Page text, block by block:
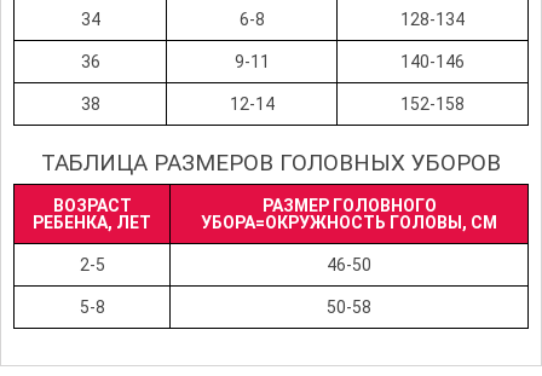
34 6-8 128-134
36 9-11 140-146
38 12-14 152-158
ТАБЛИЦА РАЗМЕРОВ ГОЛОВНЫХ УБОРОВ
ВОЗРАСТ
РЕБЕНКА, ЛЕТ
РАЗМЕР ГОЛОВНОГО
УБОРА=ОКРУЖНОСТЬ ГОЛОВЫ, СМ
2-5 46-50
5-8 50-58